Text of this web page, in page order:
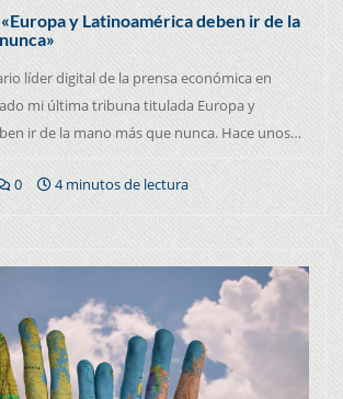
y Latinoamérica deben ir de la
líder digital de la prensa económica en
mi última tribuna titulada Europa y
ir de la mano más que nunca. Hace unos…
0 4 minutos de lectura